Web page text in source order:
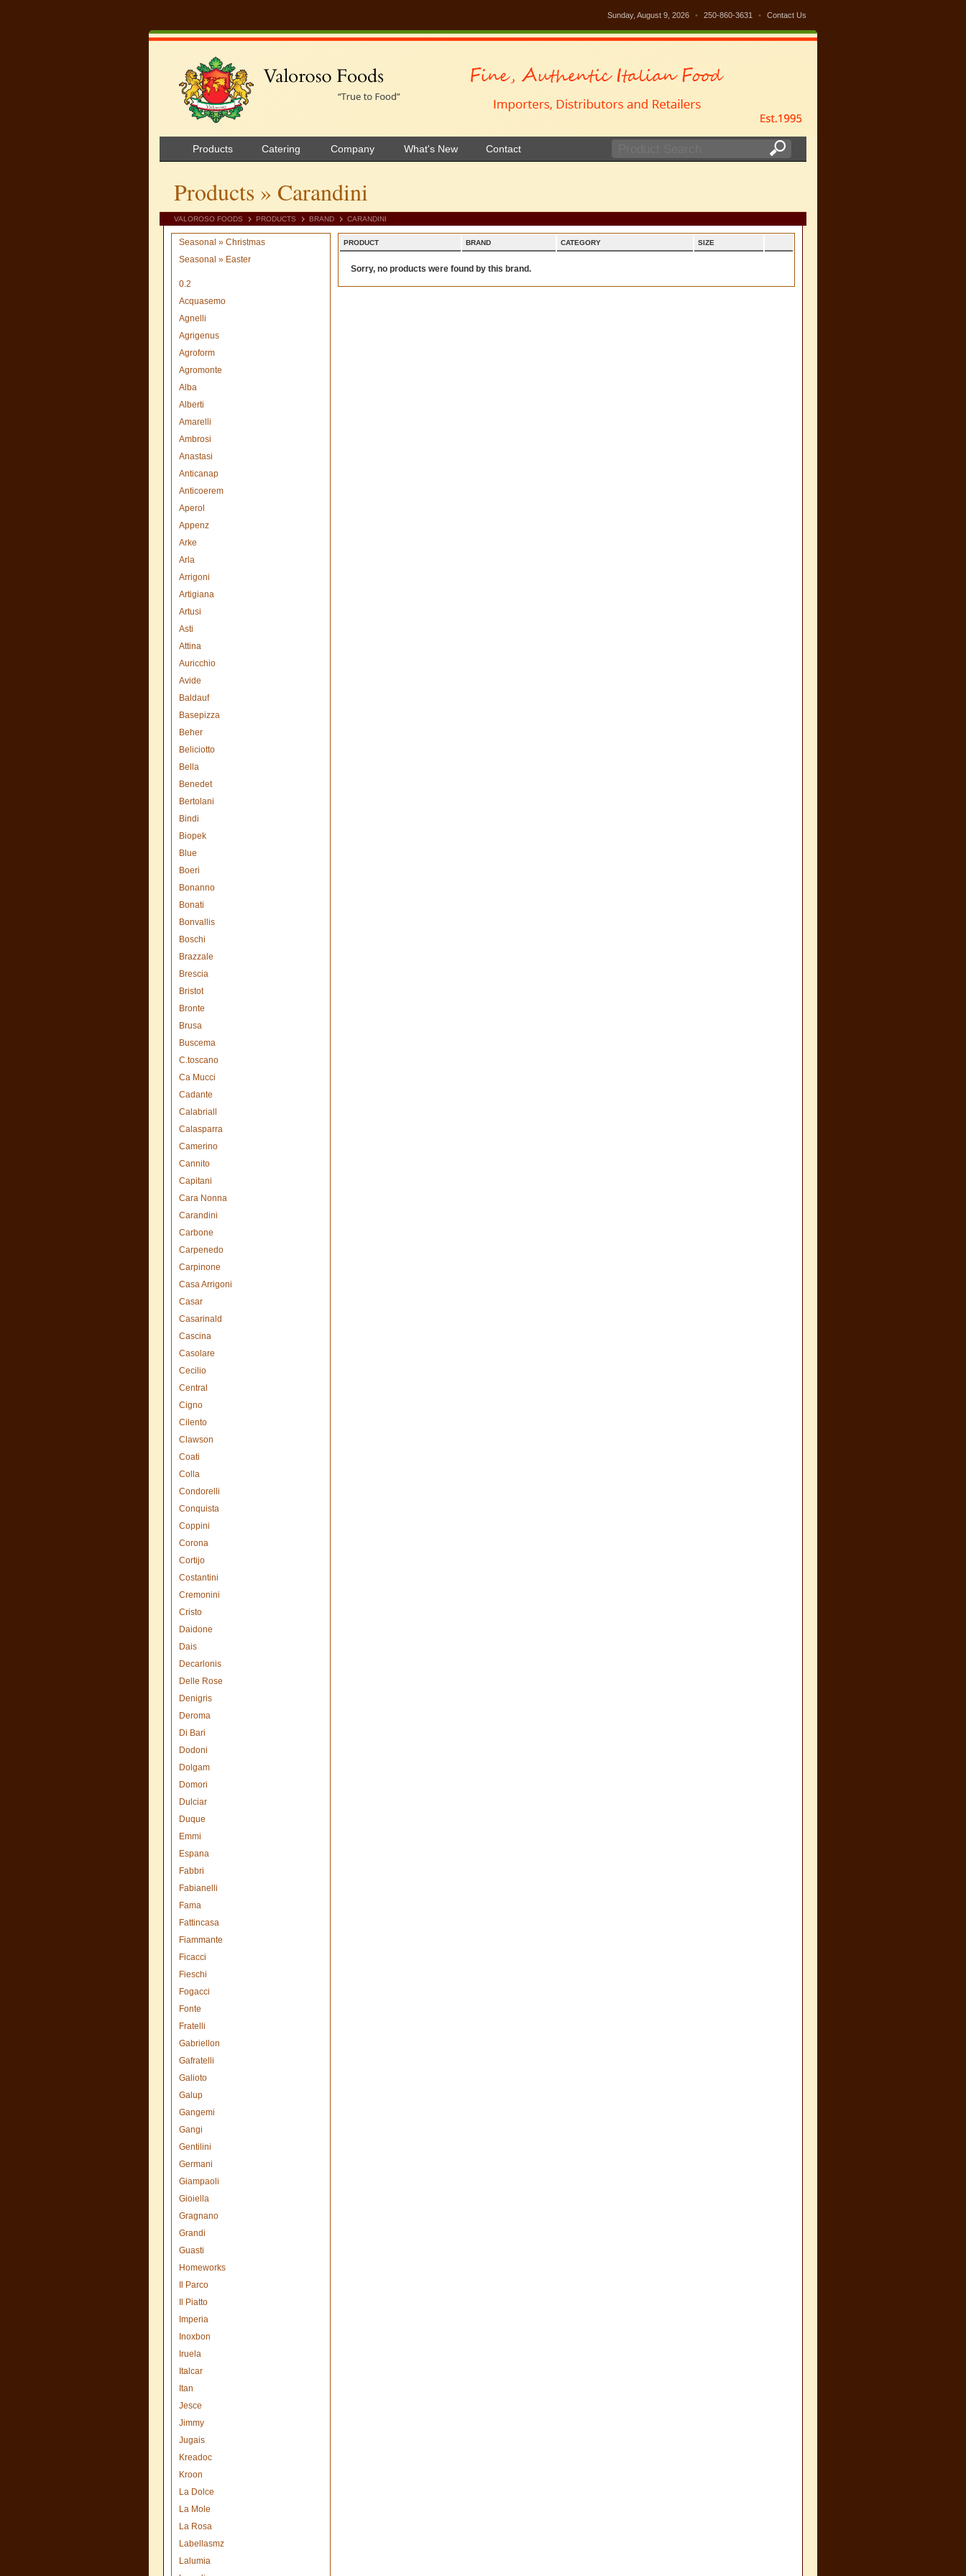
Sunday, August 9, 2026 • 250-860-3631 • Contact Us
Products Catering Company What's New Contact
Products » Carandini
VALOROSO FOODS PRODUCTS BRAND CARANDINI
Seasonal » Christmas
Seasonal » Easter
0.2
Acquasemo
Agnelli
Agrigenus
Agroform
Agromonte
Alba
Alberti
Amarelli
Ambrosi
Anastasi
Anticanap
Anticoerem
Aperol
Appenz
Arke
Arla
Arrigoni
Artigiana
Artusi
Asti
Attina
Auricchio
Avide
Baldauf
Basepizza
Beher
Beliciotto
Bella
Benedet
Bertolani
Bindi
Biopek
Blue
Boeri
Bonanno
Bonati
Bonvallis
Boschi
Brazzale
Brescia
Bristot
Bronte
Brusa
Buscema
C.toscano
Ca Mucci
Cadante
Calabriall
Calasparra
Camerino
Cannito
Capitani
Cara Nonna
Carandini
Carbone
Carpenedo
Carpinone
Casa Arrigoni
Casar
Casarinald
Cascina
Casolare
Cecilio
Central
Cigno
Cilento
Clawson
Coati
Colla
Condorelli
Conquista
Coppini
Corona
Cortijo
Costantini
Cremonini
Cristo
Daidone
Dais
Decarlonis
Delle Rose
Denigris
Deroma
Di Bari
Dodoni
Dolgam
Domori
Dulciar
Duque
Emmi
Espana
Fabbri
Fabianelli
Fama
Fattincasa
Fiammante
Ficacci
Fieschi
Fogacci
Fonte
Fratelli
Gabriellon
Gafratelli
Galioto
Galup
Gangemi
Gangi
Gentilini
Germani
Giampaoli
Gioiella
Gragnano
Grandi
Guasti
Homeworks
Il Parco
Il Piatto
Imperia
Inoxbon
Iruela
Italcar
Itan
Jesce
Jimmy
Jugais
Kreadoc
Kroon
La Dolce
La Mole
La Rosa
Labellasmz
Lalumia
PRODUCT BRAND CATEGORY SIZE
Sorry, no products were found by this brand.